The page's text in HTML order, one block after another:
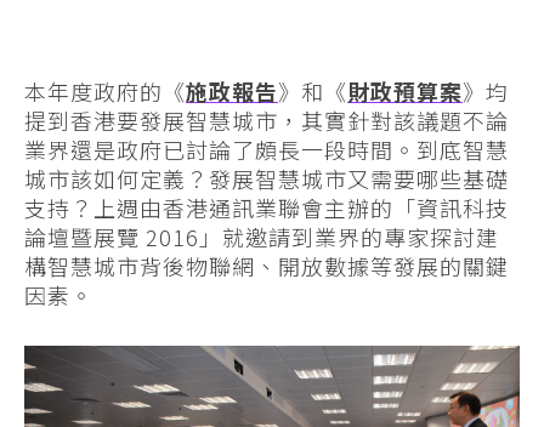
本年度政府的《施政報告》和《財政預算案》均
提到香港要發展智慧城市，其實針對該議題不論
業界還是政府已討論了頗長一段時間。到底智慧
城市該如何定義？發展智慧城市又需要哪些基礎
支持？上週由香港通訊業聯會主辦的「資訊科技
論壇暨展覽 2016」就邀請到業界的專家探討建
構智慧城市背後物聯網、開放數據等發展的關鍵
因素。